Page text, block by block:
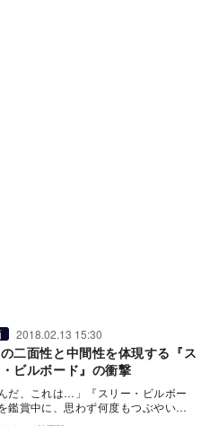
2018.02.13 15:30
二面性と中間性を体現する『ス
ビルボード』の衝撃
んだ、これは…」『スリー・ビルボー
鑑賞中に、思わず何度もつぶやいて
った。予想を裏切り続ける衝撃的な展